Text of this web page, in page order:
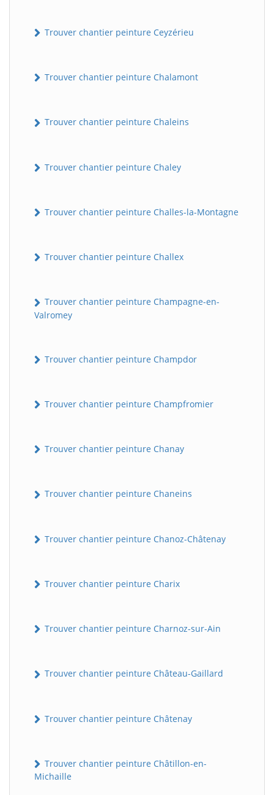
Trouver chantier peinture Ceyzérieu
Trouver chantier peinture Chalamont
Trouver chantier peinture Chaleins
Trouver chantier peinture Chaley
Trouver chantier peinture Challes-la-Montagne
Trouver chantier peinture Challex
Trouver chantier peinture Champagne-en-
Valromey
Trouver chantier peinture Champdor
Trouver chantier peinture Champfromier
Trouver chantier peinture Chanay
Trouver chantier peinture Chaneins
Trouver chantier peinture Chanoz-Châtenay
Trouver chantier peinture Charix
Trouver chantier peinture Charnoz-sur-Ain
Trouver chantier peinture Château-Gaillard
Trouver chantier peinture Châtenay
Trouver chantier peinture Châtillon-en-
Michaille